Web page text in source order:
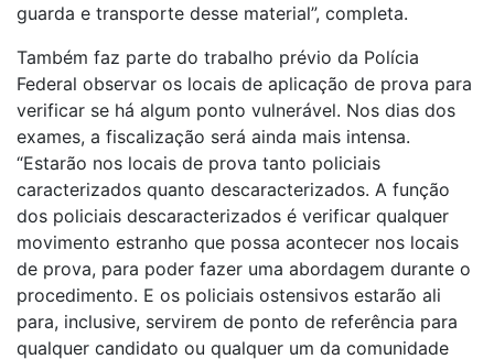
guarda e transporte desse material”, completa.
Também faz parte do trabalho prévio da Polícia
Federal observar os locais de aplicação de prova para
verificar se há algum ponto vulnerável. Nos dias dos
exames, a fiscalização será ainda mais intensa.
“Estarão nos locais de prova tanto policiais
caracterizados quanto descaracterizados. A função
dos policiais descaracterizados é verificar qualquer
movimento estranho que possa acontecer nos locais
de prova, para poder fazer uma abordagem durante o
procedimento. E os policiais ostensivos estarão ali
para, inclusive, servirem de ponto de referência para
qualquer candidato ou qualquer um da comunidade